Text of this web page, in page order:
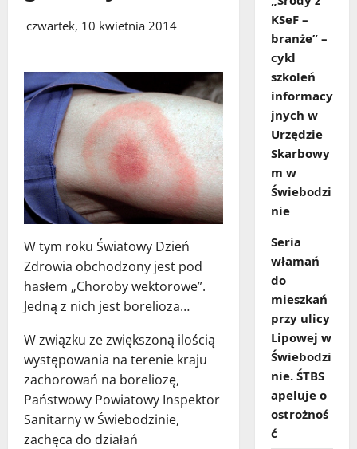
czwartek, 10 kwietnia 2014
W tym roku Światowy Dzień
Zdrowia obchodzony jest pod
hasłem „Choroby wektorowe”.
Jedną z nich jest borelioza…
W związku ze zwiększoną ilością
występowania na terenie kraju
zachorowań na boreliozę,
Państwowy Powiatowy Inspektor
Sanitarny w Świebodzinie,
zachęca do działań
KSeF –
branże” –
cykl
szkoleń
informacy
jnych w
Urzędzie
Skarbowy
m w
Świebodzi
nie
Seria
włamań
do
mieszkań
przy ulicy
Lipowej w
Świebodzi
nie. ŚTBS
apeluje o
ostrożnoś
ć